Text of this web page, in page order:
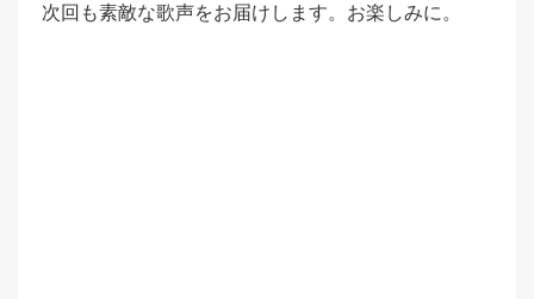
次回も素敵な歌声をお届けします。お楽しみに。